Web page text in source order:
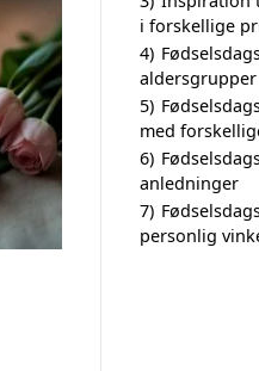
i forskellige
4)
aldersgrupper
5)
med
6)
anledninger
7)
personlig